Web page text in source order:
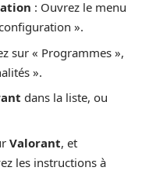
: Ouvrez le menu
».
sur « Programmes »,
».
dans la liste, ou
Valorant, et
les instructions à